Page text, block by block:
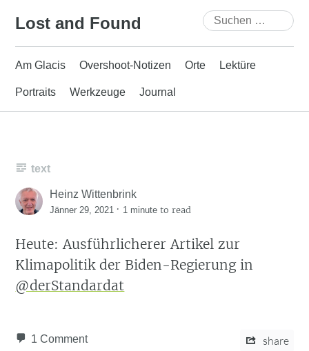
Lost and Found
Suchen
nach:
Am Glacis Overshoot-Notizen Orte Lektüre
Portraits Werkzeuge Journal
text
Heinz Wittenbrink
Jänner 29, 2021 · 1 minute to read
Heute: Ausführlicherer Artikel zur
Klimapolitik der Biden-Regierung in
@derStandardat
1 Comment share